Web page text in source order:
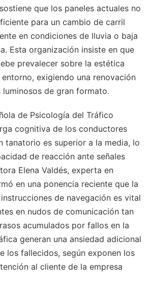
que los paneles actuales no
para un cambio de carril
en condiciones de lluvia o baja
Esta organización insiste en que
prevalecer sobre la estética
exigiendo una renovación
de gran formato.
de Psicología del Tráfico
cognitiva de los conductores
tanatorio es superior a la media, lo
de reacción ante señales
Elena Valdés, experta en
en una ponencia reciente que la
de navegación es vital
en nudos de comunicación tan
acumulados por fallos en la
generan una ansiedad adicional
los fallecidos, según exponen los
al cliente de la empresa